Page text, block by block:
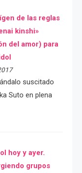
de las reglas
kinshi»
del amor) para
suscitado
Suto en plena
hoy y ayer.
grupos